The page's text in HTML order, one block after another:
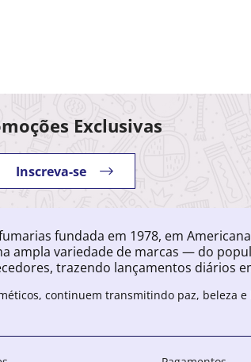
Exclusivas
Inscreva-se
fundada em 1978, em
ampla variedade de marcas — do
trazendo lançamentos diários
continuem transmitindo paz, beleza